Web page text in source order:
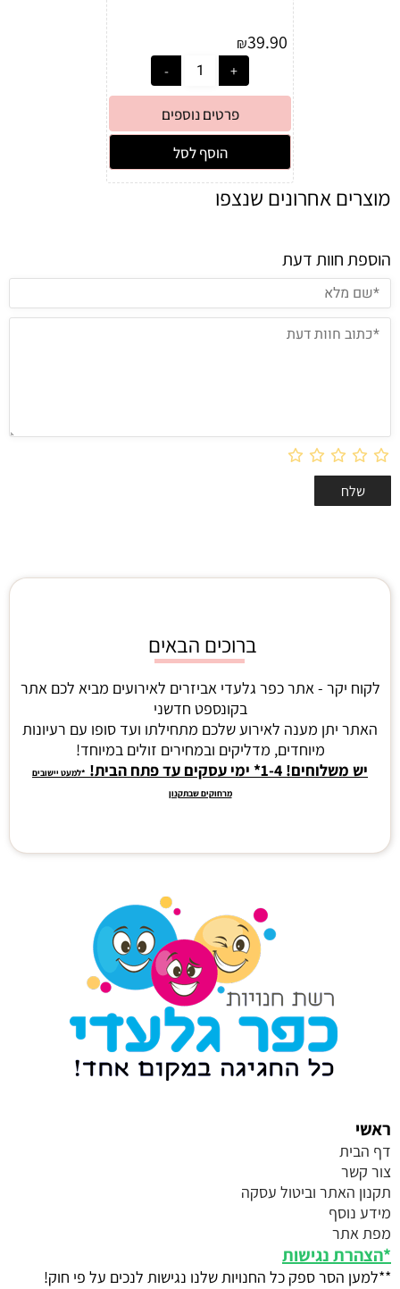
₪39.90
פרטים נוספים
הוסף לסל
מוצרים אחרונים שנצפו
הוספת חוות דעת
ברוכים הבאים
לקוח יקר - אתר כפר גלעדי אביזרים לאירועים מביא לכם אתר
בקונספט חדשני
האתר יתן מענה לאירוע שלכם מתחילתו ועד סופו עם רעיונות
מיוחדים, מדליקים ובמחירים זולים במיוחד!
יש משלוחים! 1-4* ימי עסקים עד פתח הבית!
*למעט יישובים
מרחוקים שבתקנון
ראשי
דף הבית
צור קשר
תקנון האתר וביטול עסקה
מידע נוסף
מפת אתר
*הצהרת נגישות
**למען הסר ספק כל החנויות שלנו נגישות לנכים על פי חוק!